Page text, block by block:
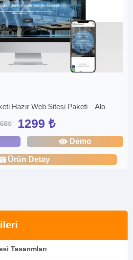
Tasarımları
Hazır Web Sitesi Paketi – Alo
1299 ₺
Demo
Ürün Detay